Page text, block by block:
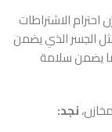
الاشتراطات
الجسر الذي يضمن
يضمن سلامة
نجد: